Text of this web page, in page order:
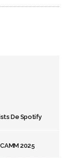
De Spotify
2025